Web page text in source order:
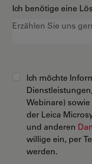
Ich benötige eine
Ich möchte
Webinare)
der Leica
und anderen
willige ein, per
werden.